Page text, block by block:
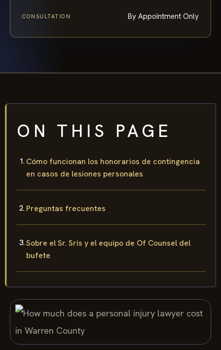
CONSULTATION By Appointment Only
ON THIS PAGE
Cómo funcionan los honorarios de contingencia
en casos de lesiones personales
Preguntas frecuentes
Sobre el Sr. Sris y el equipo de Of Counsel del
bufete